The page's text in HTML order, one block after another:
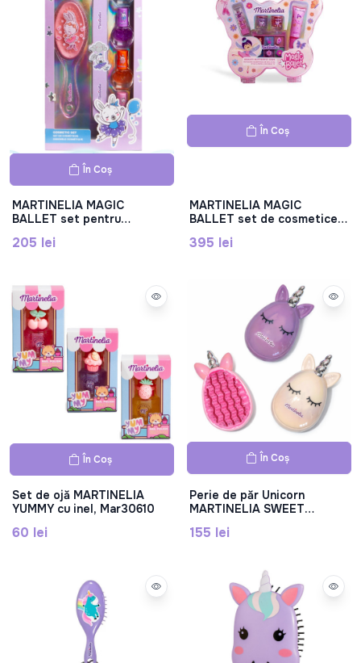
În Coș
MARTINELIA MAGIC
BALLET set pentru
32505
205 lei
În Coș
MARTINELIA MAGIC
BALLET set de cosmetice
395 lei
În Coș
Set de ojă MARTINELIA
YUMMY cu inel, Mar30610
60 lei
În Coș
Perie de păr Unicorn
MARTINELIA SWEET
155 lei